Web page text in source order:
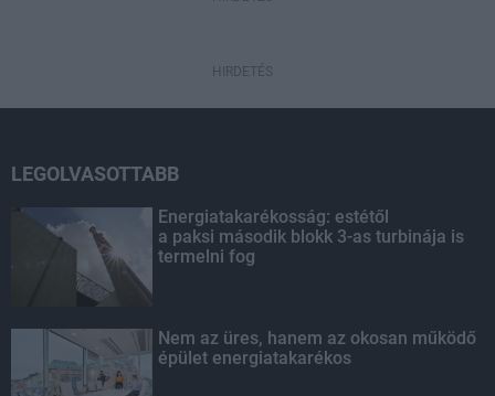
HIRDETÉS
LEGOLVASOTTABB
Energiatakarékosság: estétől
a paksi második blokk 3-as turbinája is
termelni fog
Nem az üres, hanem az okosan működő
épület energiatakarékos